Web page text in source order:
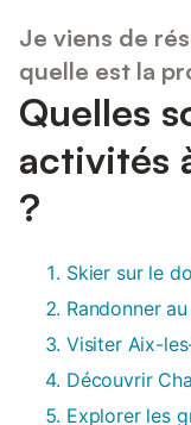
Je viens de
quelle est la
Quelles
activités
?
Skier sur le
Randonner
Visiter Aix-
Découvrir
Explorer les